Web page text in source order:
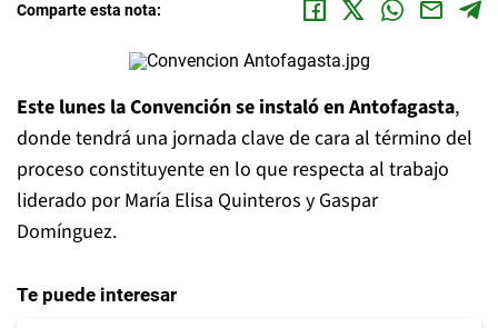
Comparte esta nota:
Este lunes la Convención se instaló en Antofagasta,
donde tendrá una jornada clave de cara al término del
proceso constituyente en lo que respecta al trabajo
liderado por María Elisa Quinteros y Gaspar
Domínguez.
Te puede interesar